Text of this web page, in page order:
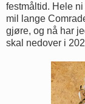
festmåltid. Hele
mil lange
gjøre, og nå har
skal nedover i